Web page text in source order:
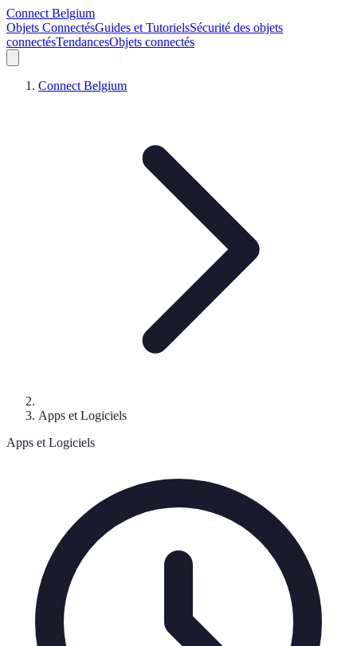
Connect Belgium
Objets ConnectésGuides et TutorielsSécurité des objets
connectésTendancesObjets connectés
Connect Belgium
Apps et Logiciels
Apps et Logiciels